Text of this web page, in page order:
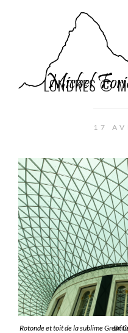
LONDRES ©
17
Rotonde et toit de la